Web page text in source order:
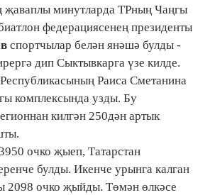
җаваплы минутларда ТРның Чаңгы
федерациясенең президенты
спортчылар белән янәшә булды -
дип Сыктывкарга үзе килде.
Раиса Сметанина
комплексында узды. Бу
килгән 250дән артык
очко җыеп, Татарстан
булды. Икенче урынга калган
2098 очко җыйды. Төмән өлкәсе